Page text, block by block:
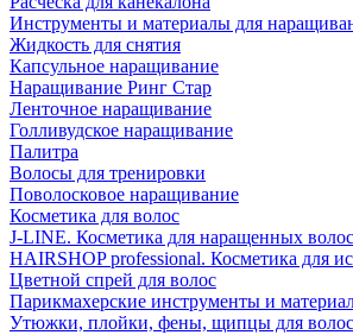
Инструменты и материалы для
Жидкость для снятия
Капсульное наращивание
Наращивание Ринг Стар
Ленточное наращивание
Голливудское наращивание
Палитра
Волосы для тренировки
Поволосковое наращивание
Косметика для волос
J-LINE. Косметика для наращенных волос
HAIRSHOP professional. Косметика для
Цветной спрей для волос
Парикмахерские инструменты и
Утюжки, плойки, фены, щипцы для волос